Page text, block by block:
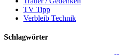
TV Tipp
Verbleib Technik
Schlagwörter